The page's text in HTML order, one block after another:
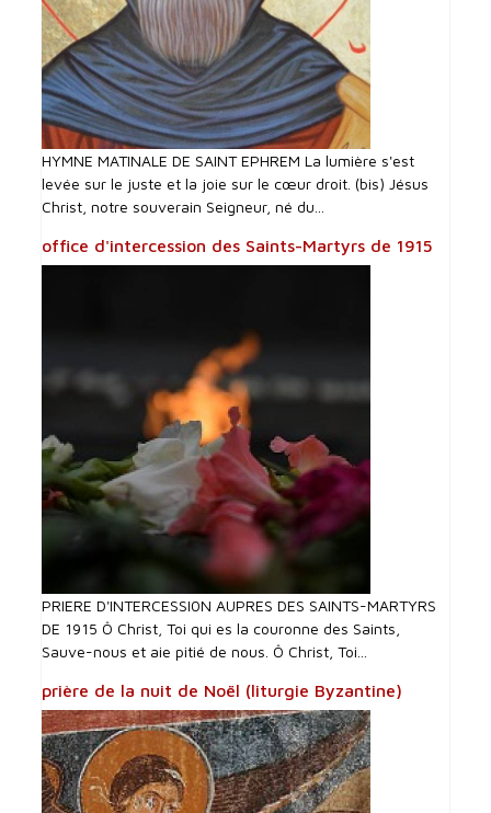
HYMNE MATINALE DE SAINT EPHREM La lumière s'est
levée sur le juste et la joie sur le cœur droit. (bis) Jésus
Christ, notre souverain Seigneur, né du...
office d'intercession des Saints-Martyrs de 1915
PRIERE D'INTERCESSI0N AUPRES DES SAINTS-MARTYRS
DE 1915 Ô Christ, Toi qui es la couronne des Saints,
Sauve-nous et aie pitié de nous. Ô Christ, Toi...
prière de la nuit de Noël (liturgie Byzantine)